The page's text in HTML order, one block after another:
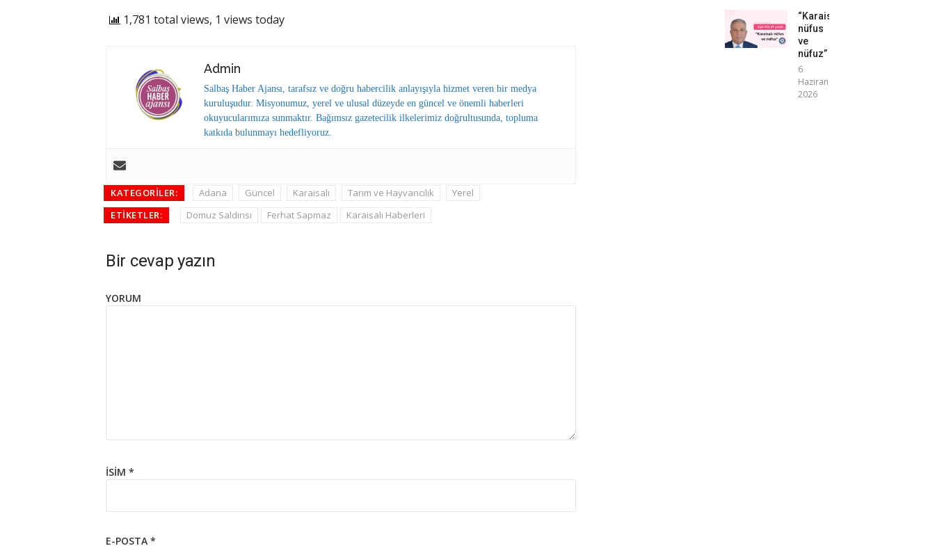
1,781 total views, 1 views today
Admin
Salbaş Haber Ajansı, tarafsız ve doğru habercilik anlayışıyla hizmet veren bir medya
kuruluşudur. Misyonumuz, yerel ve ulusal düzeyde en güncel ve önemli haberleri
okuyucularımıza sunmaktır. Bağımsız gazetecilik ilkelerimiz doğrultusunda, topluma
katkıda bulunmayı hedefliyoruz.
KATEGORILER: Adana Güncel Karaisalı Tarım ve Hayvancılık
Yerel
ETIKETLER:
Domuz Saldırısı Ferhat Sapmaz Karaisalı Haberleri
Bir cevap yazın
YORUM
İSIM *
E-POSTA *
“Karaisalı
nüfus
ve
nüfuz”
6
Haziran
2026